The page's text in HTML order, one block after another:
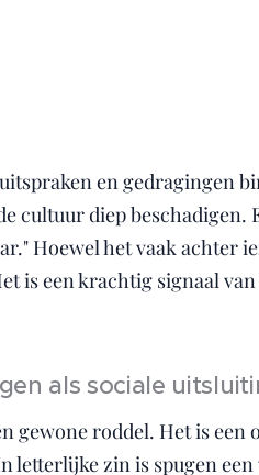
en gedragingen
cultuur diep beschadigen.
Hoewel het vaak achter
is een krachtig signaal
als sociale
gewone roddel. Het is
zin is spugen een